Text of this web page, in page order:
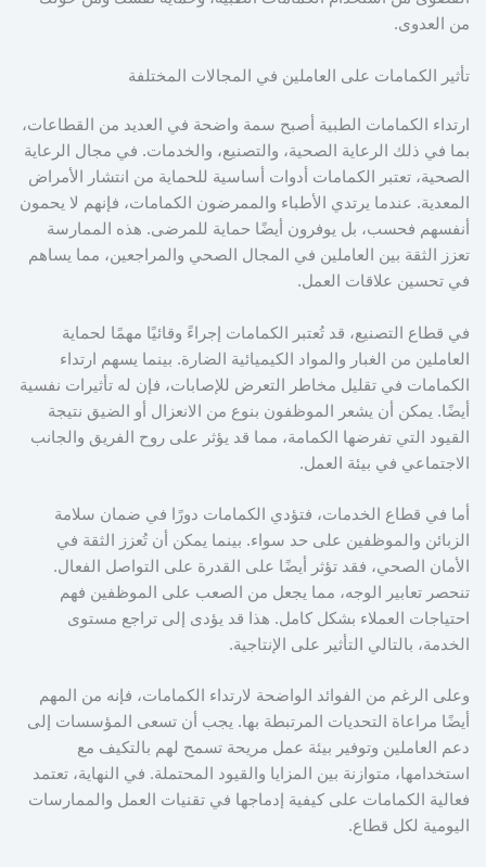
من العدوى.
تأثير الكمامات على العاملين في المجالات المختلفة
ارتداء الكمامات الطبية أصبح سمة واضحة في العديد من القطاعات،
بما في ذلك الرعاية الصحية، والتصنيع، والخدمات. في مجال الرعاية
الصحية، تعتبر الكمامات أدوات أساسية للحماية من انتشار الأمراض
المعدية. عندما يرتدي الأطباء والممرضون الكمامات، فإنهم لا يحمون
أنفسهم فحسب، بل يوفرون أيضًا حماية للمرضى. هذه الممارسة
تعزز الثقة بين العاملين في المجال الصحي والمراجعين، مما يساهم
في تحسين علاقات العمل.
في قطاع التصنيع، قد تُعتبر الكمامات إجراءً وقائيًا مهمًا لحماية
العاملين من الغبار والمواد الكيميائية الضارة. بينما يسهم ارتداء
الكمامات في تقليل مخاطر التعرض للإصابات، فإن له تأثيرات نفسية
أيضًا. يمكن أن يشعر الموظفون بنوع من الانعزال أو الضيق نتيجة
القيود التي تفرضها الكمامة، مما قد يؤثر على روح الفريق والجانب
الاجتماعي في بيئة العمل.
أما في قطاع الخدمات، فتؤدي الكمامات دورًا في ضمان سلامة
الزبائن والموظفين على حد سواء. بينما يمكن أن تُعزز الثقة في
الأمان الصحي، فقد تؤثر أيضًا على القدرة على التواصل الفعال.
تنحصر تعابير الوجه، مما يجعل من الصعب على الموظفين فهم
احتياجات العملاء بشكل كامل. هذا قد يؤدى إلى تراجع مستوى
الخدمة، بالتالي التأثير على الإنتاجية.
وعلى الرغم من الفوائد الواضحة لارتداء الكمامات، فإنه من المهم
أيضًا مراعاة التحديات المرتبطة بها. يجب أن تسعى المؤسسات إلى
دعم العاملين وتوفير بيئة عمل مريحة تسمح لهم بالتكيف مع
استخدامها، متوازنة بين المزايا والقيود المحتملة. في النهاية، تعتمد
فعالية الكمامات على كيفية إدماجها في تقنيات العمل والممارسات
اليومية لكل قطاع.